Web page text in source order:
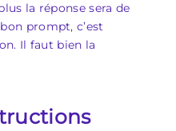
la réponse sera de
prompt, c’est
Il faut bien la